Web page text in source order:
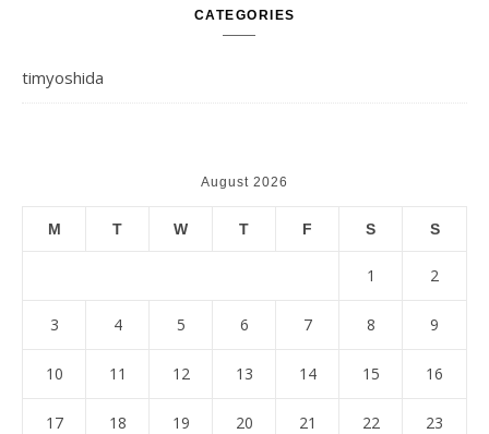
CATEGORIES
timyoshida
August 2026
M T W T F S S
1 2
3 4 5 6 7 8 9
10 11 12 13 14 15 16
17 18 19 20 21 22 23